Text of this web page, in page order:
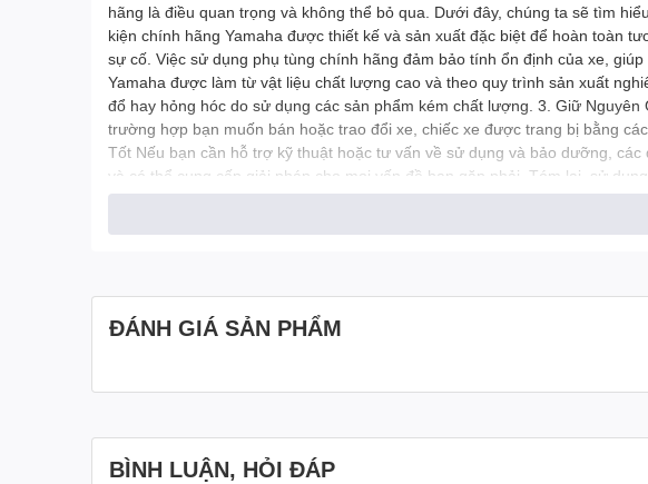
hãng là điều quan trọng và không thể bỏ qua. Dưới đây, chúng ta sẽ tìm
kiện chính hãng Yamaha được thiết kế và sản xuất đặc biệt để hoàn toàn
sự cố. Việc sử dụng phụ tùng chính hãng đảm bảo tính ổn định của xe,
Yamaha được làm từ vật liệu chất lượng cao và theo quy trình sản xuất
đổ hay hỏng hóc do sử dụng các sản phẩm kém chất lượng. 3. Giữ
trường hợp bạn muốn bán hoặc trao đổi xe, chiếc xe được trang bị bằng
Tốt Nếu bạn cần hỗ trợ kỹ thuật hoặc tư vấn về sử dụng và bảo dưỡng,
và có thể cung cấp giải pháp cho mọi vấn đề bạn gặp phải. Tóm lại, sử
của bạn mà còn đóng vai trò quan trọng trong việc bảo tồn giá trị và hiệu
chính hãng có hóa đơn. #phụtùngchínhhãngyamaha
ĐÁNH GIÁ SẢN PHẨM
BÌNH LUẬN, HỎI ĐÁP